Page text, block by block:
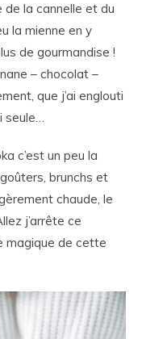
de la cannelle et du
la mienne en y
de gourmandise !
– chocolat –
que j’ai englouti
seule…
c’est un peu la
brunchs et
chaude, le
j’arrête ce
magique de cette